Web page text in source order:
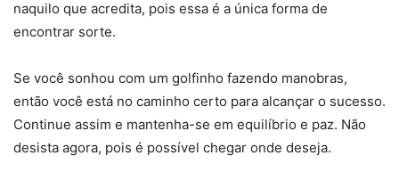
naquilo que acredita, pois essa é a única forma de
encontrar sorte.
Se você sonhou com um golfinho fazendo manobras,
então você está no caminho certo para alcançar o sucesso.
Continue assim e mantenha-se em equilíbrio e paz. Não
desista agora, pois é possível chegar onde deseja.